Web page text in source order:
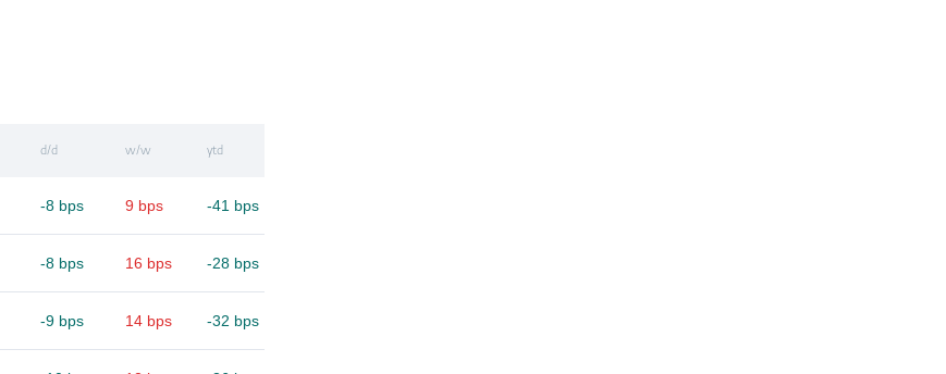
d/d w/w ytd
-8 bps 9 bps -41 bps
-8 bps 16 bps -28 bps
-9 bps 14 bps -32 bps